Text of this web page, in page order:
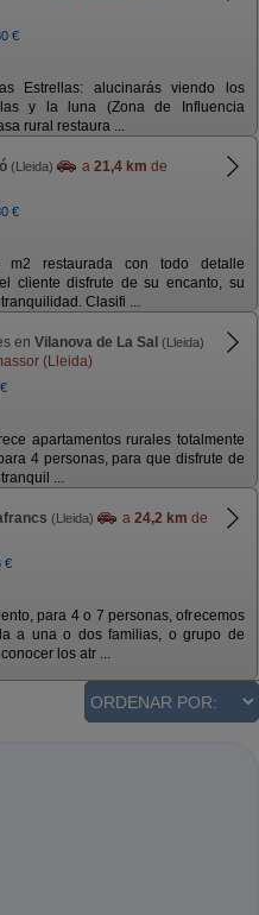
€
Estrellas: alucinarás viendo los
y la luna (Zona de Influencia
rural restaura ...
(Lleida) a 21,4 km de
€
restaurada con todo detalle
cliente disfrute de su encanto, su
Clasifi ...
en Vilanova de La Sal (Lleida)
(Lleida)
apartamentos rurales totalmente
4 personas, para que disfrute de
...
(Lleida) a 24,2 km de
€
para 4 o 7 personas, ofrecemos
a una o dos familias, o grupo de
los atr ...